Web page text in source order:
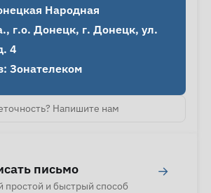
Народная
г.о. Донецк, г. Донецк, ул.
4
Зонателеком
Напишите нам
письмо
простой и быстрый способ
→